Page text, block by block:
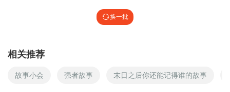
换一批
相关推荐
故事小会 强者故事 末日之后你还能记得谁的故事